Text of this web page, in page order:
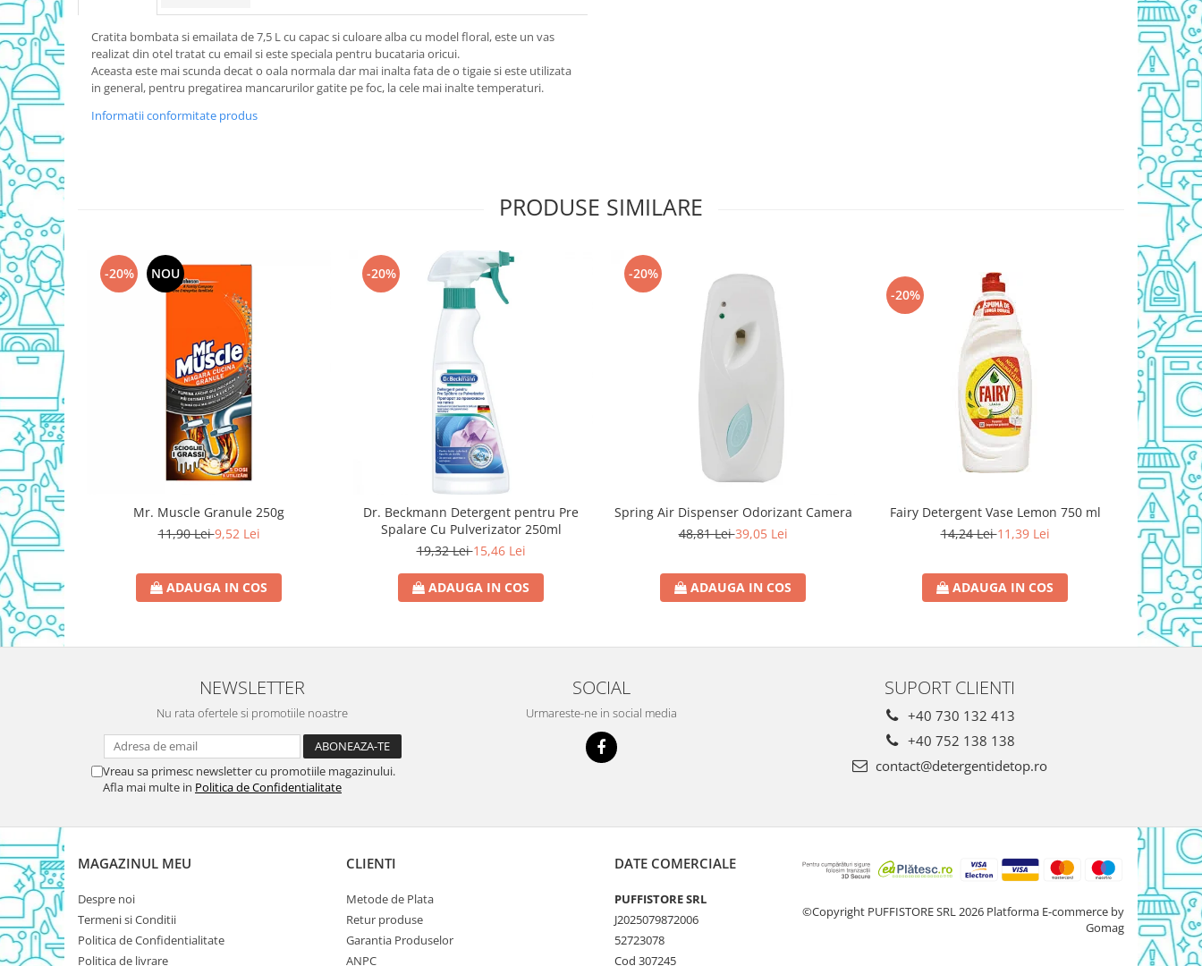
Cantar
Produse Pentru Bucatarie
Detergent Vase Pentru Masina
Detergent Vase Manual
Solutie Clatire Vase
Sare Masina De Spalat
Folie Si Pungi Alimentare
Lavete Si Bureti
Curatenie Bucatarie
Pungi Ambalare / Saci Menajeri
Vase Si Accesorii
Diverse pentru bucatarie
Igiena si Dezinfectie
Cif Spray Baie
Detartrant WC
Dezinfectant Baie
Dezinfectant Bucatarie
Dezinfectant Sano
Domestos Verde
Domestos WC
Gel Antibacterian
Igienol Dezinfectant
Produse Curatenie Baie
Produse Sano Baie
Sanytol Dezinfectant
Hartie Igienica
Prosoape De Hartie Si Servetele
Prosoape de Hartie
Odorizant Camera cu Betisoare
Odorizant Camera Electric
Rezerva Odorizant Camera
Rezerva Odorizant Camera Glade
Rezerva Odorizant Camera Air Wick
Ingrijire Bebelusi
Servetele Umede Bebelusi
Suplimente Bebelusi
Cratita bombata si emailata de 7,5 L cu capac si culoare alba cu model floral, este un vas
realizat din otel tratat cu email si este speciala pentru bucataria oricui.
Aceasta este mai scunda decat o oala normala dar mai inalta fata de o tigaie si este utilizata
in general, pentru pregatirea mancarurilor gatite pe foc, la cele mai inalte temperaturi.
Informatii conformitate produs
PRODUSE SIMILARE
-20% NOU
Mr. Muscle Granule 250g
11,90 Lei9,52 Lei
ADAUGA IN COS
-20%
Dr. Beckmann Detergent pentru Pre
Spalare Cu Pulverizator 250ml
19,32 Lei15,46 Lei
ADAUGA IN COS
-20%
Spring Air Dispenser Odorizant Camera
48,81 Lei39,05 Lei
ADAUGA IN COS
-20%
Fairy Detergent Vase Lemon 750 ml
14,24 Lei11,39 Lei
ADAUGA IN COS
-20%
Triumf
NEWSLETTER
Nu rata ofertele si promotiile noastre
Vreau sa primesc newsletter cu promotiile magazinului.
Afla mai multe in Politica de Confidentialitate
SOCIAL
Urmareste-ne in social media
SUPORT CLIENTI
+40 730 132 413
+40 752 138 138
contact@detergentidetop.ro
MAGAZINUL MEU
Despre noi
Termeni si Conditii
Politica de Confidentialitate
Politica de livrare
CLIENTI
Metode de Plata
Retur produse
Garantia Produselor
ANPC
DATE COMERCIALE
PUFFISTORE SRL
J2025079872006
52723078
Cod 307245
©Copyright PUFFISTORE SRL 2026 Platforma E-commerce by
Gomag